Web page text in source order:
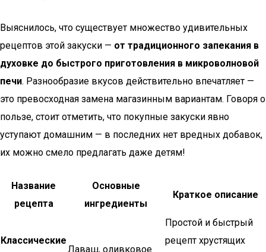
Выяснилось, что существует множество удивительных
рецептов этой закуски — от традиционного запекания в
духовке до быстрого приготовления в микроволновой
печи. Разнообразие вкусов действительно впечатляет —
это превосходная замена магазинным вариантам. Говоря о
пользе, стоит отметить, что покупные закуски явно
уступают домашним — в последних нет вредных добавок,
их можно смело предлагать даже детям!
Название
рецепта
Основные
ингредиенты
Краткое описание
Классические
Лаваш, оливковое
Простой и быстрый
рецепт хрустящих